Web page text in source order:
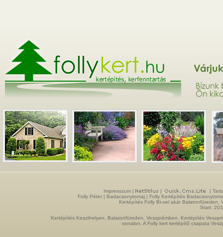
Impresszum | |
|
Folly Péter | Badacsonytomaj | Folly Kertépítés
Kertépítés Folly Bt-vel akár Balatonfüreden,
Start:
Kertépítés Keszthelyen, Balatonfüreden, Veszprémben. Kertépítés
vonalon. A Folly kert kertépítő csapata